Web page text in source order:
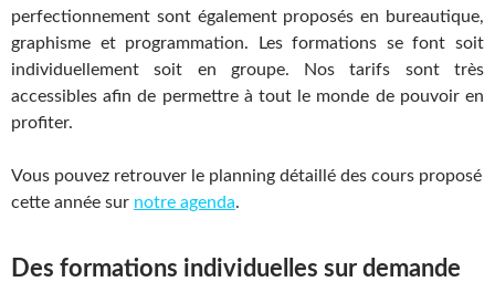
perfectionnement sont également proposés en bureautique,
graphisme et programmation. Les formations se font soit
individuellement soit en groupe. Nos tarifs sont très
accessibles afin de permettre à tout le monde de pouvoir en
profiter.
Vous pouvez retrouver le planning détaillé des cours proposé
cette année sur notre agenda.
Des formations individuelles sur demande